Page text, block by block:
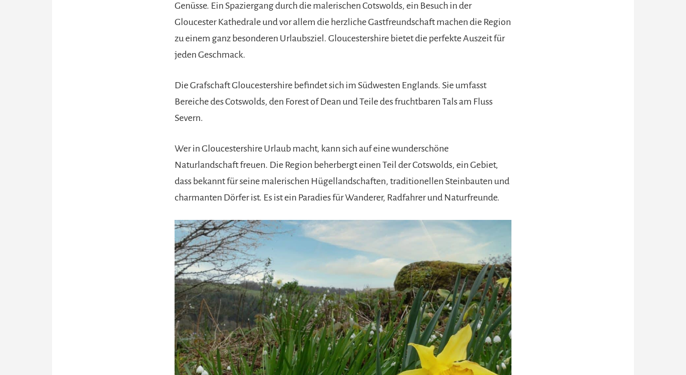
Genüsse. Ein Spaziergang durch die malerischen Cotswolds, ein Besuch in der
Gloucester Kathedrale und vor allem die herzliche Gastfreundschaft machen die Region
zu einem ganz besonderen Urlaubsziel. Gloucestershire bietet die perfekte Auszeit für
jeden Geschmack.
Die Grafschaft Gloucestershire befindet sich im Südwesten Englands. Sie umfasst
Bereiche des Cotswolds, den Forest of Dean und Teile des fruchtbaren Tals am Fluss
Severn.
Wer in Gloucestershire Urlaub macht, kann sich auf eine wunderschöne
Naturlandschaft freuen. Die Region beherbergt einen Teil der Cotswolds, ein Gebiet,
dass bekannt für seine malerischen Hügellandschaften, traditionellen Steinbauten und
charmanten Dörfer ist. Es ist ein Paradies für Wanderer, Radfahrer und Naturfreunde.